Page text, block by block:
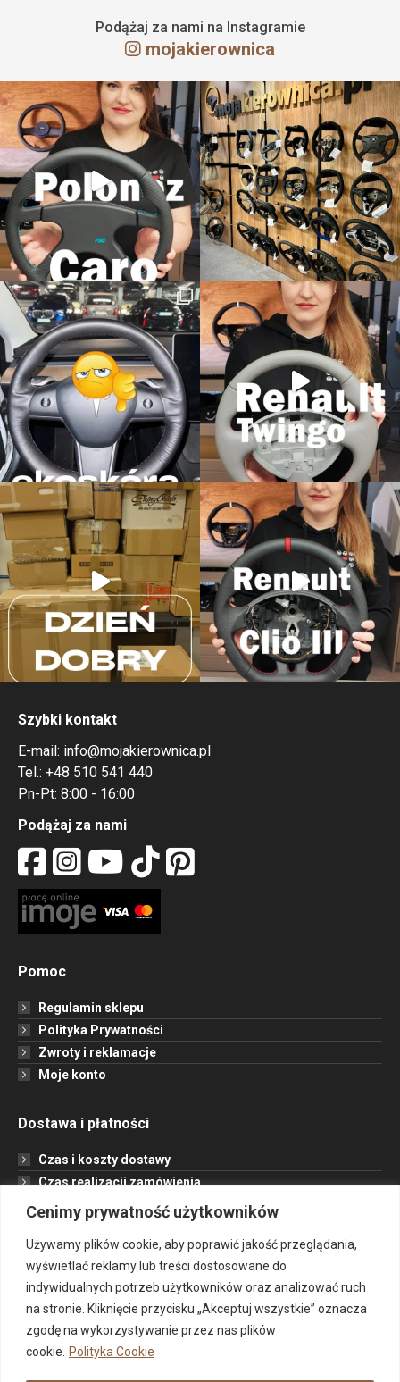
Cenimy prywatność użytkowników
Używamy plików cookie, aby poprawić jakość przeglądania,
wyświetlać reklamy lub treści dostosowane do
indywidualnych potrzeb użytkowników oraz analizować ruch
na stronie. Kliknięcie przycisku „Akceptuj wszystkie” oznacza
zgodę na wykorzystywanie przez nas plików
cookie. Polityka Cookie
Podążaj za nami na Instagramie
mojakierownica
Szybki kontakt
E-mail: info@mojakierownica.pl
Tel.: +48 510 541 440
Pn-Pt: 8:00 - 16:00
Podążaj za nami
Pomoc
Regulamin sklepu
Polityka Prywatności
Zwroty i reklamacje
Moje konto
Dostawa i płatności
Czas i koszty dostawy
Czas realizacji zamówienia
Formy płatności
Informacje
Jak to działa?
Projekt
O nas
Kontakt